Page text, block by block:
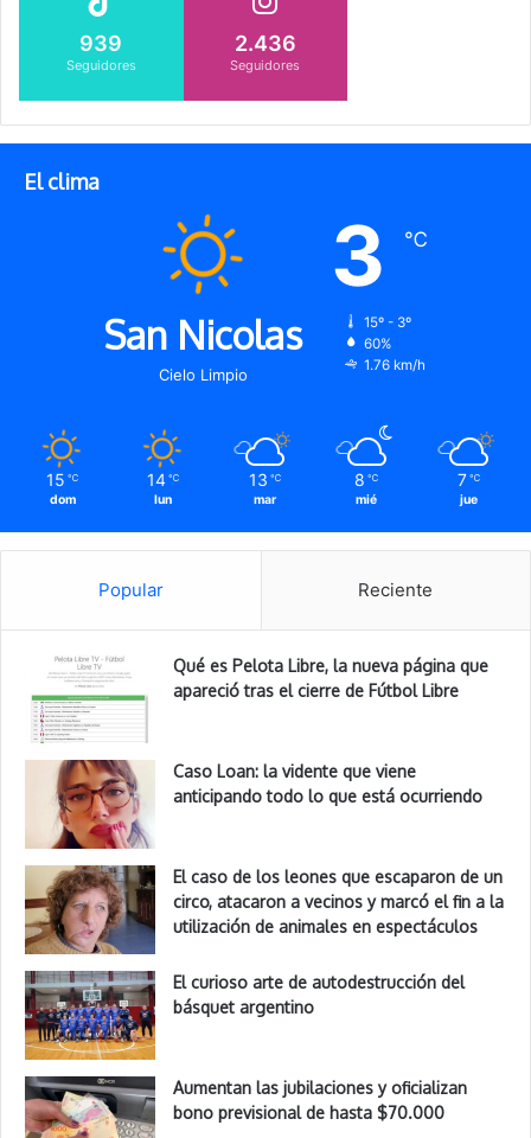
939
Seguidores
2.436
Seguidores
El clima
San Nicolas
Cielo Limpio
3 ℃
15º - 3º
60%
1.76 km/h
15 ℃
dom
14 ℃
lun
13 ℃
mar
8 ℃
mié
7 ℃
jue
Popular Reciente
Qué es Pelota Libre, la nueva página que
apareció tras el cierre de Fútbol Libre
Caso Loan: la vidente que viene
anticipando todo lo que está ocurriendo
El caso de los leones que escaparon de un
circo, atacaron a vecinos y marcó el fin a la
utilización de animales en espectáculos
El curioso arte de autodestrucción del
básquet argentino
Aumentan las jubilaciones y oficializan
bono previsional de hasta $70.000